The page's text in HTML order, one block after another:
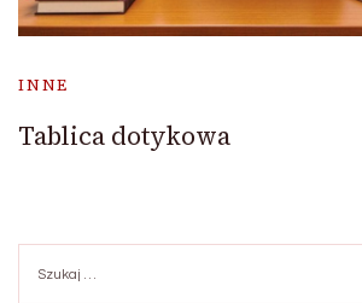
INNE
Tablica dotykowa